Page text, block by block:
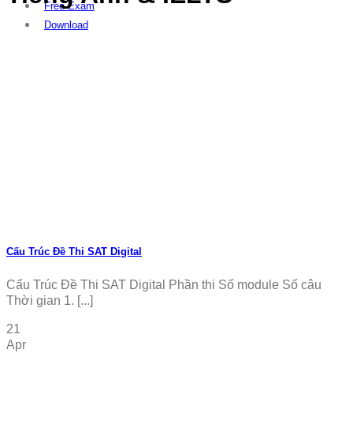
Free Exam
Download
Cấu Trúc Đề Thi SAT Digital
Cấu Trúc Đề Thi SAT Digital Phần thi Số module Số câu
Thời gian 1. [...]
21
Apr